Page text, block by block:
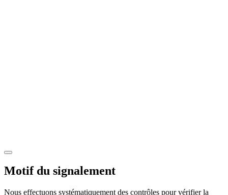
Motif du signalement
Nous effectuons systématiquement des contrôles pour vérifier la